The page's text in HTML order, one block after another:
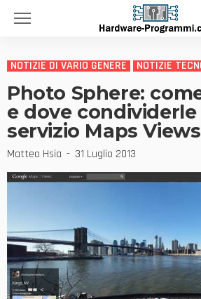
NOTIZIE DI VARIO GENERE NOTIZIE
Photo Sphere:
e dove
servizio Maps Views
Matteo Hsia 31 Luglio 2013